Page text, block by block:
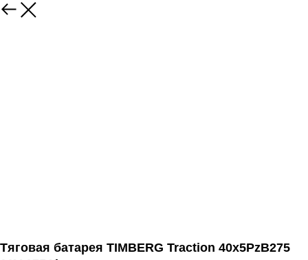
Тяговая батарея TIMBERG Traction 40x5PzB275